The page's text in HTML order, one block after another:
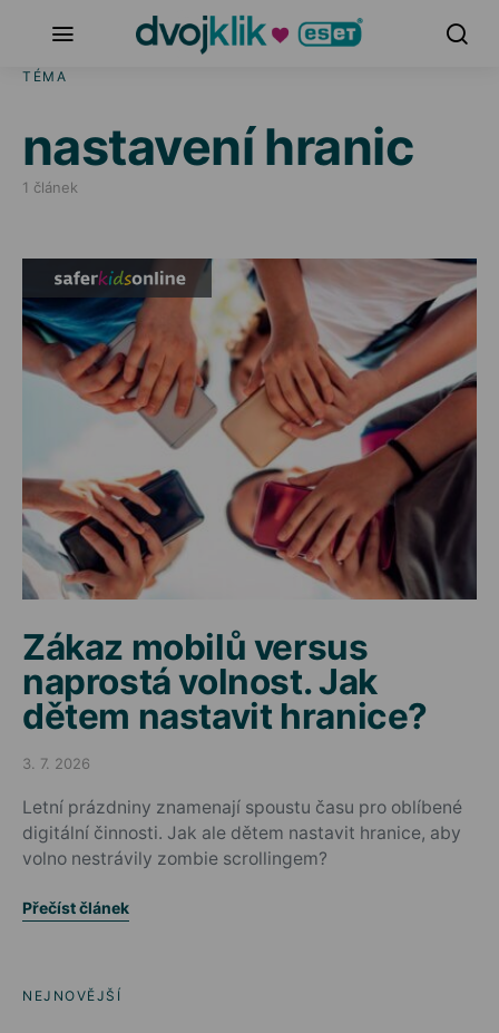
TÉMA
nastavení hranic
1 článek
Zákaz mobilů versus
naprostá volnost. Jak
dětem nastavit hranice?
Posted on
3. 7. 2026
Letní prázdniny znamenají spoustu času pro oblíbené
digitální činnosti. Jak ale dětem nastavit hranice, aby
volno nestrávily zombie scrollingem?
Přečíst článek
NEJNOVĚJŠÍ